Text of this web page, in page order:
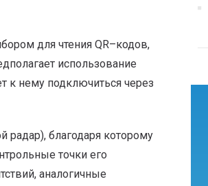
для чтения QR–кодов,
использование
к нему подключиться через
радар), благодаря которому
точки его
аналогичные